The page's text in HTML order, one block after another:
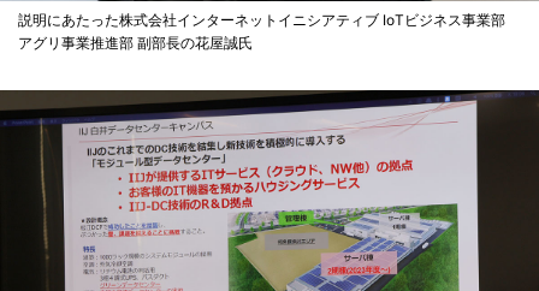
説明にあたった株式会社インターネットイニシアティブ IoTビジネス事業部
アグリ事業推進部 副部長の花屋誠氏